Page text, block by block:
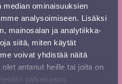
median ominaisuuksien
analysoimiseen. Lisäksi
mainosalan ja analytiikka-
siitä, miten käytät
voivat yhdistää näitä
antanut heille tai joita on
palvelujaan.
uutiskirje ja